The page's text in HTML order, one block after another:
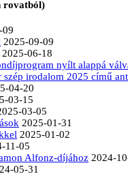
rovatból)
09
2025-09-09
2025-06-18
nyílt alappá
szép irodalom 2025 című
04-20
03-15
03-05
2025-01-31
2025-01-02
11-05
Alfonz-díjához 2024-
05-31